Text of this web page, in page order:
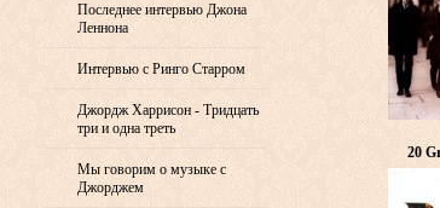
20
Последнее интервью Джона
Леннона
Интервью с Ринго Старром
Джордж Харрисон - Тридцать
три и одна треть
Мы говорим о музыке с
Джорджем